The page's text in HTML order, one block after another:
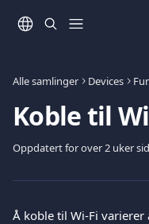
Alle samlinger Devices
Koble til
Oppdatert for over 2 uker
Å koble til Wi-Fi varierer